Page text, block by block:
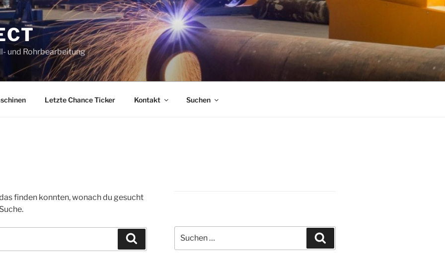
und Rohrbearbeitung
Letzte Chance Ticker Kontakt Suchen
finden konnten, wonach du gesucht
nach: